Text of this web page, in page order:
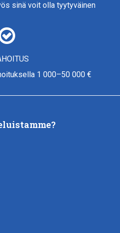
sinä voit olla tyytyväinen
1 000–50 000 €